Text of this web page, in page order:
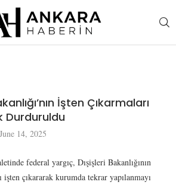
İşten Çıkarmaları
Durduruldu
June 14, 2025
federal yargıç, Dışişleri Bakanlığının
işten çıkararak kurumda tekrar yapılanmayı